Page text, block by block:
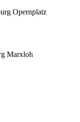
Opernplatz
Marxloh